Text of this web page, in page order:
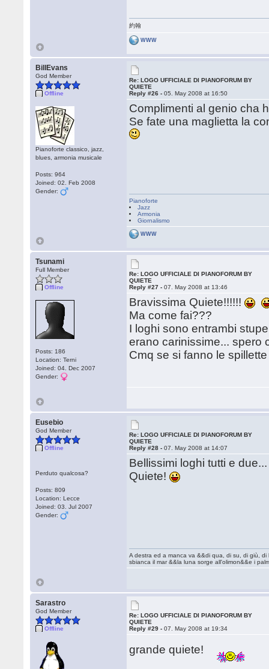
約翰
WWW
BillEvans
God Member
Offline
Pianoforte classico, jazz,
blues, armonia musicale
Posts: 964
Joined: 02. Feb 2008
Gender:
Re: LOGO UFFICIALE DI PIANOFORUM BY
QUIETE
Reply #26 -05. May 2008 at 16:50
Complimenti al genio cha
Se fate una maglietta la
Pianoforte
Jazz
Armonia
Giornalismo
WWW
Tsunami
Full Member
Offline
Posts: 186
Location: Terni
Joined: 04. Dec 2007
Gender:
Re: LOGO UFFICIALE DI PIANOFORUM BY
QUIETE
Reply #27 -07. May 2008 at 13:46
Bravissima Quiete!!!!!!
Ma come fai???
I loghi sono entrambi
erano carinissime...
Cmq se si fanno le
Eusebio
God Member
Offline
Perduto qualcosa?
Posts: 809
Location: Lecce
Joined: 03. Jul 2007
Gender:
Re: LOGO UFFICIALE DI PIANOFORUM BY
QUIETE
Reply #28 -07. May 2008 at 14:07
Bellissimi loghi tutti e
Quiete!
A destra ed a manca va &&di qua, di su, di giù,
sbianca il mar &&la luna sorge all'olimon&&e i
Sarastro
God Member
Offline
Re: LOGO UFFICIALE DI PIANOFORUM BY
QUIETE
Reply #29 -07. May 2008 at 19:34
grande quiete!